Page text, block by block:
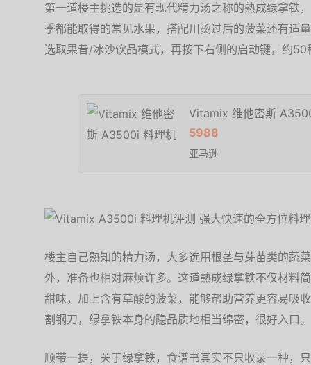
第一道楼主挑选的是有现代精力汤之称的熟成绿拿铁
季都能取得的常见水果，搭配川烫过后的菠菜还有适
选取果昔/冰沙饮品模式，再按下右侧的启动键，约50
Vitamix 维他密斯
5988
亚马逊
楼主自己熟知的精力汤，大多选用根茎与芽苗类的蔬
外，准备也相对麻烦许多。这道熟成绿拿铁不仅材料
甜味，加上含有草酸的菠菜，能够帮助营养更容易吸
割钢刀，绿拿铁本身的隐品质地相当绵密，很好入口。
顺带一提，关于绿拿铁，食谱书其实不只收录一种，